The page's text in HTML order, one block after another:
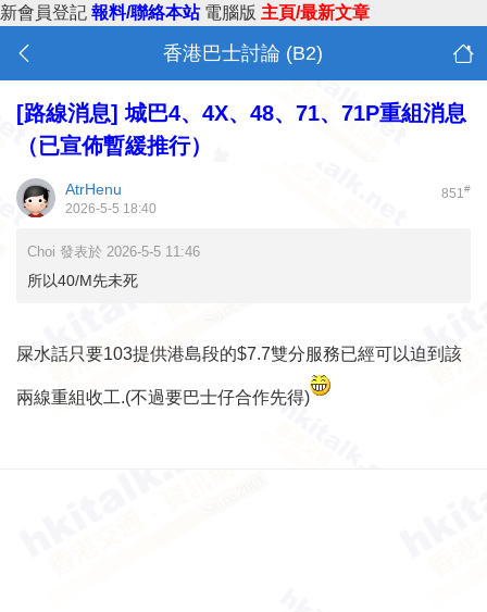
新會員登記 報料/聯絡本站 電腦版 主頁/最新文章
香港巴士討論 (B2)
[路線消息] 城巴4、4X、48、71、71P重組消息
（已宣佈暫緩推行）
851#
AtrHenu
2026-5-5 18:40
Choi 發表於 2026-5-5 11:46
所以40/M先未死
屎水話只要103提供港島段的$7.7雙分服務已經可以迫到該
兩線重組收工.(不過要巴士仔合作先得)